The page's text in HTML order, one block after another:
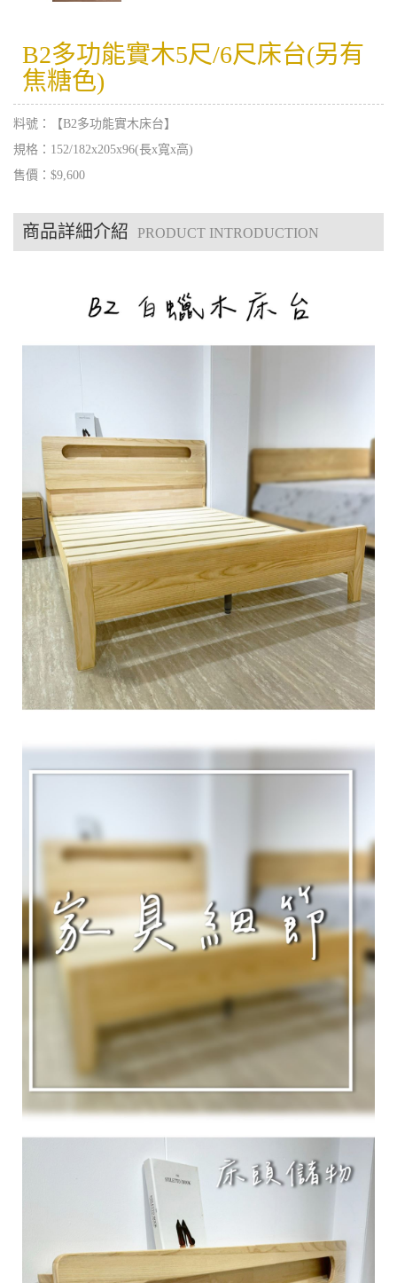
B2多功能實木5尺/6尺床台(另有
焦糖色)
料號：【B2多功能實木床台】
規格：152/182x205x96(長x寬x高)
售價：$9,600
商品詳細介紹 PRODUCT INTRODUCTION